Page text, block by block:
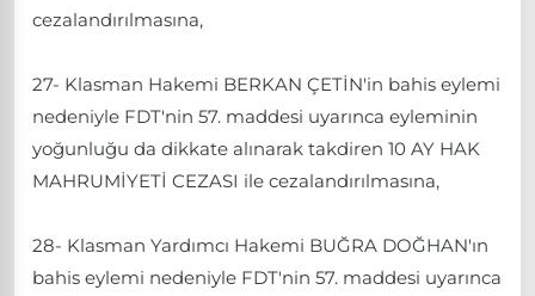
cezalandırılmasına,
27- Klasman Hakemi BERKAN ÇETİN'in bahis eylemi
nedeniyle FDT'nin 57. maddesi uyarınca eyleminin
yoğunluğu da dikkate alınarak takdiren 10 AY HAK
MAHRUMİYETİ CEZASI ile cezalandırılmasına,
28- Klasman Yardımcı Hakemi BUĞRA DOĞHAN'ın
bahis eylemi nedeniyle FDT'nin 57. maddesi uyarınca